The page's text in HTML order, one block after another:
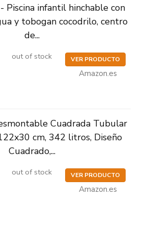
Piscina infantil hinchable con
y tobogan cocodrilo, centro
de...
out of stock VER PRODUCTO
Amazon.es
Cuadrada Tubular
cm, 342 litros, Diseño
Cuadrado,...
out of stock VER PRODUCTO
Amazon.es